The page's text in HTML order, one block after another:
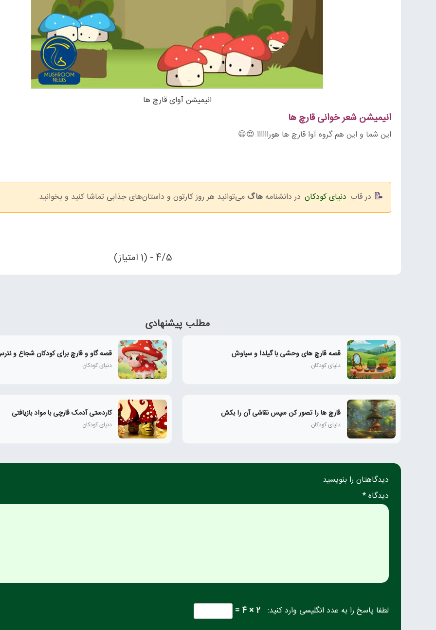
انیمیشن آوای قارچ ها
انیمیشن شعر خوانی قارچ ها
این شما و این هم گروه آوا قارچ ها هوراااااا 😍😃
در قاب دنیای کودکان در دانشنامه هاگ می‌توانید هر روز کارتون‌ و داستان‌های جذابی تماشا کنید و بخوانید.
4/5 - (1 امتیاز)
مطلب پیشنهادی
قصه قارچ های وحشی با گیلدا و سیاوش
دنیای کودکان
قصه گاو و قارچ برای کودکان شجاع و
دنیای کودکان
قارچ ها را تصور کن سپس نقاشی آن را بکش
دنیای کودکان
کاردستی آدمک قارچی با مواد بازیافتی
دنیای کودکان
دیدگاهتان را بنویسید
دیدگاه *
لطفا پاسخ را به عدد انگلیسی وارد کنید: 2 × 4 =